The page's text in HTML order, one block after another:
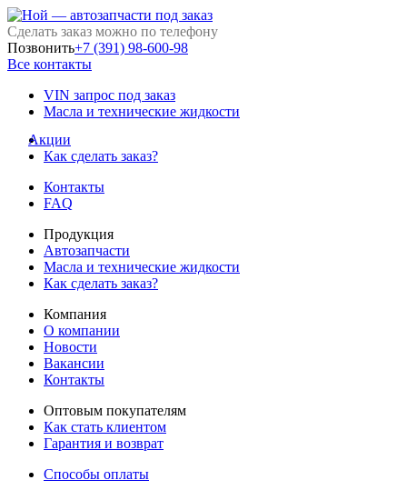
Сделать заказ можно по телефону
Позвонить+7 (391) 98-600-98
Все контакты
VIN запрос под заказ
Масла и технические жидкости
Акции
Как сделать заказ?
Контакты
FAQ
Продукция
Автозапчасти
Масла и технические жидкости
Как сделать заказ?
Компания
О компании
Новости
Вакансии
Контакты
Оптовым покупателям
Как стать клиентом
Гарантия и возврат
Способы оплаты